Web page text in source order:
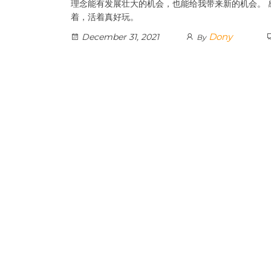
理念能有发展壮大的机会，也能给我带来新的机会。
着，活着真好玩。
December 31, 2021
By Dony